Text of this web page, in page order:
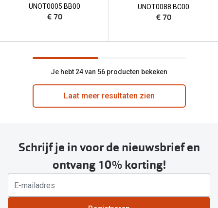
UNOT0005 BB00
€ 70
UNOT0088 BC00
€ 70
Je hebt 24 van 56 producten bekeken
Laat meer resultaten zien
Schrijf je in voor de nieuwsbrief en
ontvang 10% korting!